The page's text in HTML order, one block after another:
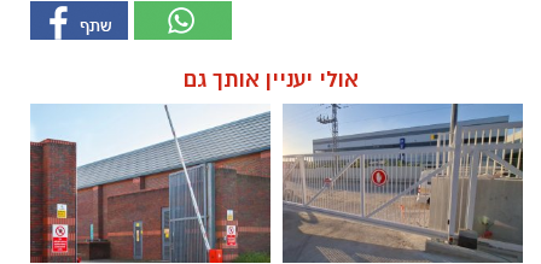
אולי יעניין אותך גם